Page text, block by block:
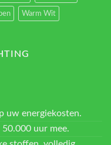
Warm Wit
uw energiekosten.
50.000 uur mee.